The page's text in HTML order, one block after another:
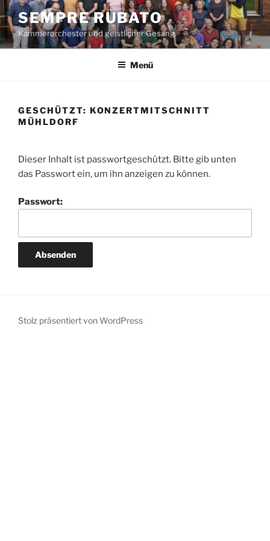
Zum
Inhalt
springen
SEMPRE RUBATO
Kammerorchester und geistlicher Gesang
Menü
GESCHÜTZT: KONZERTMITSCHNITT
MÜHLDORF
Dieser Inhalt ist passwortgeschützt. Bitte gib unten
das Passwort ein, um ihn anzeigen zu können.
Passwort:
Stolz präsentiert von WordPress